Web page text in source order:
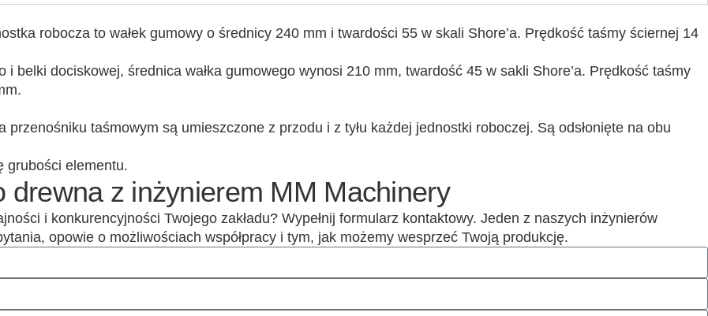
robocza to wałek gumowy o średnicy 240 mm i twardości 55 w skali Shore’a. Prędkość taśmy ściernej 14
i belki dociskowej, średnica wałka gumowego wynosi 210 mm, twardość 45 w sakli Shore’a. Prędkość taśmy
taśmowym są umieszczone z przodu i z tyłu każdej jednostki roboczej. Są odsłonięte na obu
grubości elementu.
z inżynierem MM Machinery
i konkurencyjności Twojego zakładu? Wypełnij formularz kontaktowy. Jeden z naszych inżynierów
opowie o możliwościach współpracy i tym, jak możemy wesprzeć Twoją produkcję.